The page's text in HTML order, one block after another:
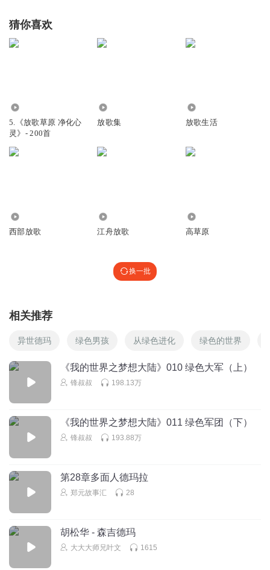
猜你喜欢
5.《放歌草原 净化心
灵》- 200首
放歌集 放歌生活
西部放歌 江舟放歌 高草原
换一批
相关推荐
异世德玛 绿色男孩 从绿色进化 绿色的世界
《我的世界之梦想大陆》010 绿色大军（上）
锋叔叔 198.13万
《我的世界之梦想大陆》011 绿色军团（下）
锋叔叔 193.88万
第28章多面人德玛拉
郑元故事汇 28
胡松华 - 森吉德玛
大大大师兄叶文 1615